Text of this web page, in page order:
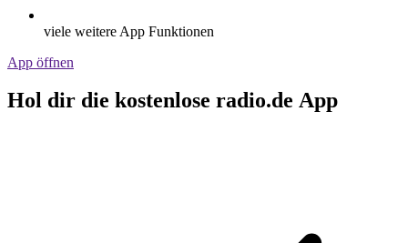
viele weitere App Funktionen
App öffnen
Hol dir die kostenlose radio.de App